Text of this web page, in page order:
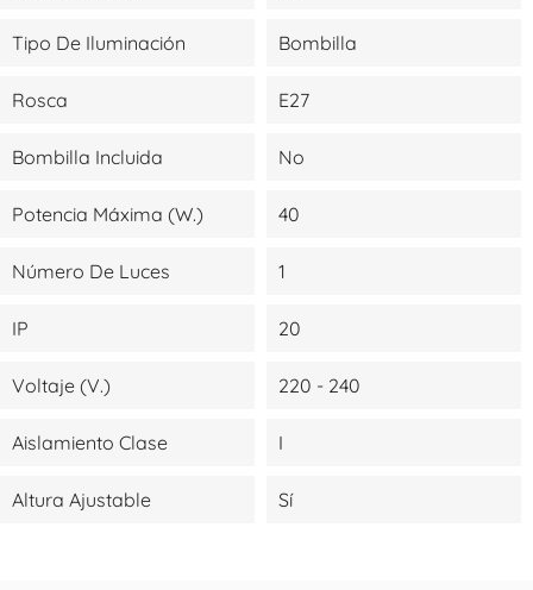
Tipo De Iluminación Bombilla
Rosca E27
Bombilla Incluida No
Potencia Máxima (W.) 40
Número De Luces 1
IP 20
Voltaje (V.) 220 - 240
Aislamiento Clase I
Altura Ajustable Sí